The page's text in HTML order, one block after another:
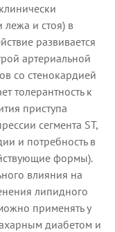
и стоя) в
развивается
артериальной
со стенокардией
толерантность к
приступа
сегмента ST,
и потребность в
формы).
влияния на
липидного
применять у
диабетом и